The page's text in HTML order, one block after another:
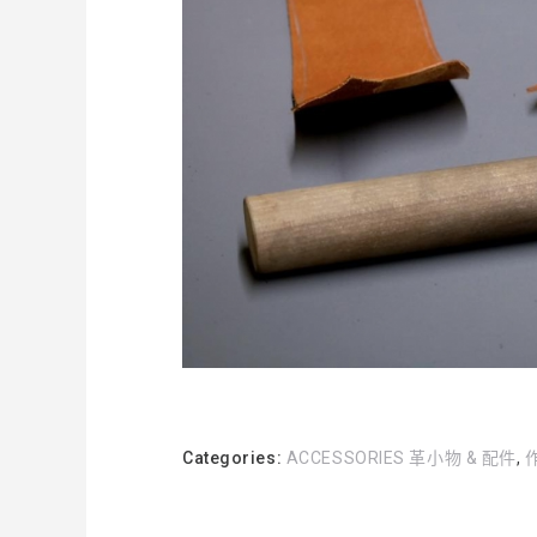
Categories: ACCESSORIES 革小物 & 配件,